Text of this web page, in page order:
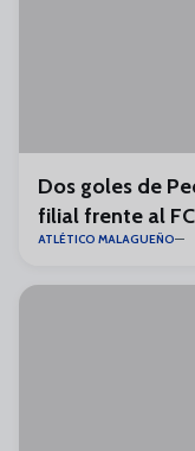
Dos goles de
filial frente al
ATLÉTICO MALAGUEÑO